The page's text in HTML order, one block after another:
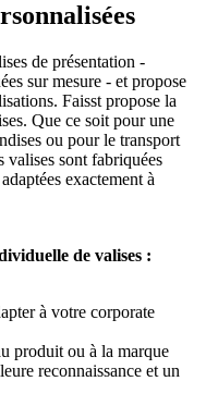
de présentation -
sur mesure - et propose
Faisst propose la
Que ce soit pour une
ou pour le transport
valises sont fabriquées
exactement à
de valises :
à votre corporate
produit ou à la marque
reconnaissance et un